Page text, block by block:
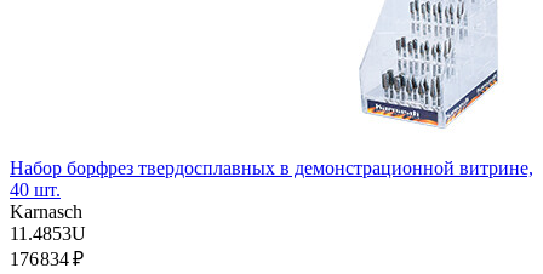
Набор борфрез твердосплавных в демонстрационной витрине,
40 шт.
Karnasch
11.4853U
176 834 ₽